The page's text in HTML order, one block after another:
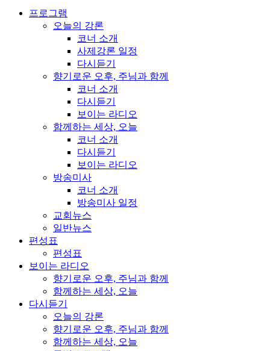
프로그램
오늘의 강론
코너 소개
사제강론 일정
다시듣기
향기로운 오후, 주님과 함께
코너 소개
다시듣기
보이는 라디오
함께하는 세상, 오늘
코너 소개
다시듣기
보이는 라디오
방송미사
코너 소개
방송미사 일정
교회뉴스
일반뉴스
편성표
편성표
보이는 라디오
향기로운 오후, 주님과 함께
함께하는 세상, 오늘
다시듣기
오늘의 강론
향기로운 오후, 주님과 함께
함께하는 세상, 오늘